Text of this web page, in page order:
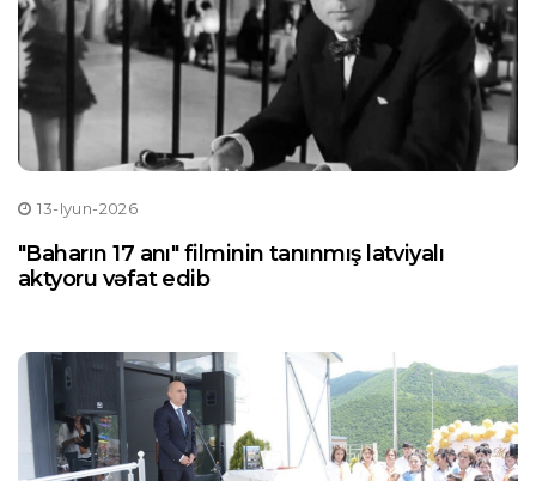
13-Iyun-2026
"Baharın 17 anı" filminin tanınmış latviyalı
aktyoru vəfat edib